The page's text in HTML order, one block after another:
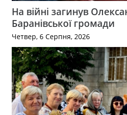
На війні загинув
Баранівської громади
Четвер, 6 Серпня, 2026